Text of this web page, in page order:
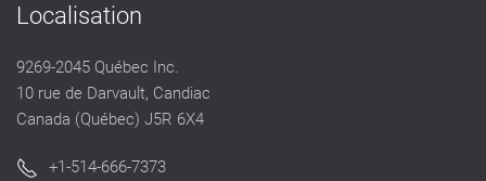
Localisation
9269-2045 Québec Inc.
10 rue de Darvault, Candiac
Canada (Québec) J5R 6X4
+1-514-666-7373